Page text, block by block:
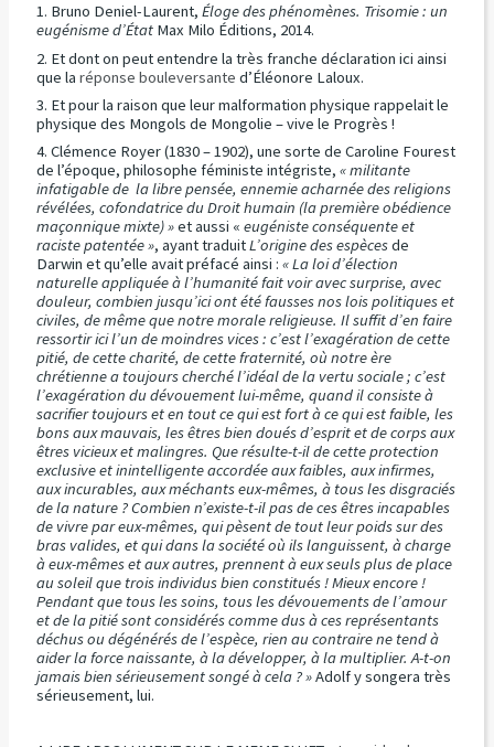
Bruno Deniel-Laurent, Éloge des phénomènes. Trisomie : un
eugénisme d’ÉtatMax Milo Éditions, 2014.
Et dont on peut entendre la très franche déclaration ici ainsi
que la réponse bouleversante d’Éléonore Laloux.
Et pour la raison que leur malformation physique rappelait le
physique des Mongols de Mongolie – vive le Progrès !
Clémence Royer (1830 – 1902), une sorte de Caroline Fourest
de l’époque, philosophe féministe intégriste, « militante
infatigable de la libre pensée, ennemie acharnée des religions
révélées, cofondatrice du Droit humain (la première obédience
maçonnique mixte) »et aussi « eugéniste conséquente et
raciste patentée », ayant traduitL’origine des espècesde
Darwin et qu’elle avait préfacé ainsi : « La loi d’élection
naturelle appliquée à l’humanité fait voir avec surprise, avec
douleur, combien jusqu’ici ont été fausses nos lois politiques et
civiles, de même que notre morale religieuse. Il suffit d’en faire
ressortir ici l’un de moindres vices : c’est l’exagération de cette
pitié, de cette charité, de cette fraternité, où notre ère
chrétienne a toujours cherché l’idéal de la vertu sociale ; c’est
l’exagération du dévouement lui-même, quand il consiste à
sacrifier toujours et en tout ce qui est fort à ce qui est faible, les
bons aux mauvais, les êtres bien doués d’esprit et de corps aux
êtres vicieux et malingres. Que résulte-t-il de cette protection
exclusive et inintelligente accordée aux faibles, aux infirmes,
aux incurables, aux méchants eux-mêmes, à tous les disgraciés
de la nature ? Combien n’existe-t-il pas de ces êtres incapables
de vivre par eux-mêmes, qui pèsent de tout leur poids sur des
bras valides, et qui dans la société où ils languissent, à charge
à eux-mêmes et aux autres, prennent à eux seuls plus de place
au soleil que trois individus bien constitués ! Mieux encore !
Pendant que tous les soins, tous les dévouements de l’amour
et de la pitié sont considérés comme dus à ces représentants
déchus ou dégénérés de l’espèce, rien au contraire ne tend à
aider la force naissante, à la développer, à la multiplier. A-t-on
jamais bien sérieusement songé à cela ? »Adolf y songera très
sérieusement, lui.